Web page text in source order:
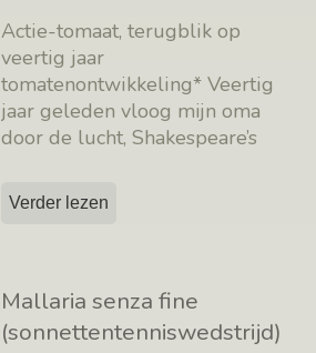
Actie-tomaat, terugblik op
veertig jaar
tomatenontwikkeling* Veertig
jaar geleden vloog mijn oma
door de lucht, Shakespeare’s
Verder lezen
Mallaria senza fine
(sonnettentenniswedstrijd)